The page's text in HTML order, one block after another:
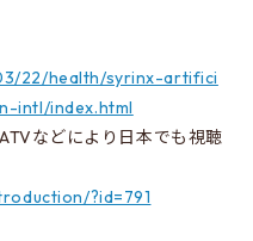
22/health/syrinx-artifici
intl/index.html
などにより日本でも視聴
?id=791